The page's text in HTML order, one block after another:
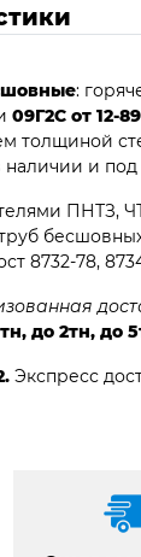
:
09Г2С от 12-
толщиной
и под
ПНТЗ,
бесшовных
8732-78,
до 2тн, до
Экспресс